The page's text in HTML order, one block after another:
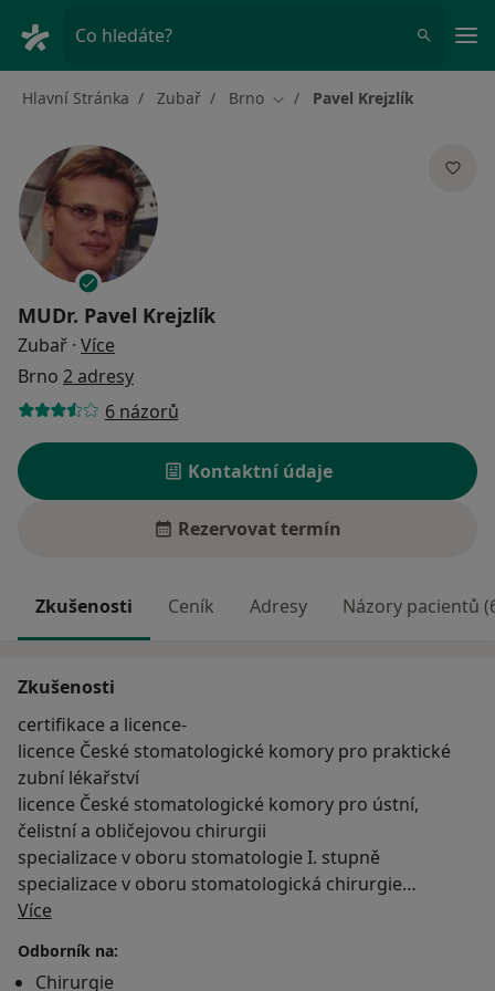
Co hledáte?
Hlavní Stránka Zubař Brno Změna města
Pavel Krejzlík
MUDr. Pavel Krejzlík
Zubař · Více
Brno 2 adresy
6 názorů
Kontaktní údaje
Rezervovat termín
Zkušenosti Ceník Adresy Názory pacientů
Zkušenosti
certifikace a licence-
licence České stomatologické komory pro praktické
zubní lékařství
licence České stomatologické komory pro ústní,
čelistní a obličejovou chirurgii
specializace v oboru stomatologie I. stupně
specializace v oboru stomatologická chirurgie
certifikát pro práci s laserem "SKLEROLASER", Candela
certifikát pro práci s laserem "SKINLIGHT", Candela,
Více
Odborník na:
Chirurgie